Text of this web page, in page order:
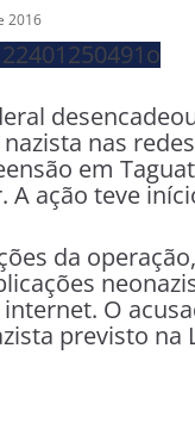
2016
nas
em
A ação teve
da
O
previsto na